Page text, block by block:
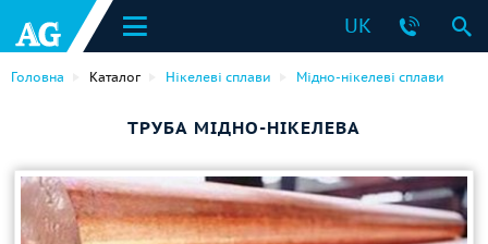
UK
Головна Каталог Нікелеві сплави Мідно-нікелеві сплави
ТРУБА МІДНО-НІКЕЛЕВА